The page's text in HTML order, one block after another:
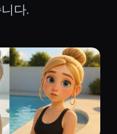
다.